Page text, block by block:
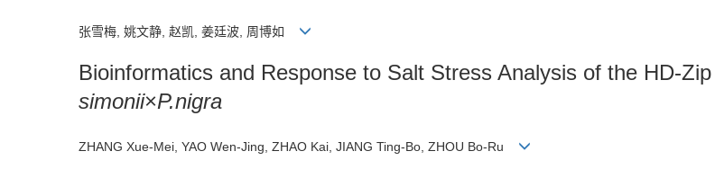
张雪梅, 姚文静, 赵凯, 姜廷波, 周博如
Bioinformatics and Response to Salt Stress Analysis of the HD-
simonii×P.nigra
ZHANG Xue-Mei, YAO Wen-Jing, ZHAO Kai, JIANG Ting-Bo, ZHOU Bo-Ru